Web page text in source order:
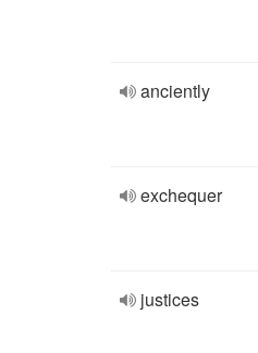
anciently
exchequer
justices